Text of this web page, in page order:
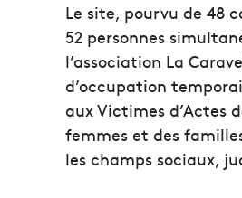
Le site, pourvu de 48
52 personnes
l’association La
d’occupation
aux Victimes d’Actes
femmes et des
les champs sociaux,